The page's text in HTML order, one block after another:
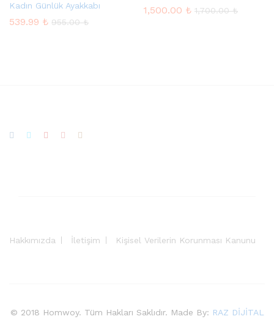
Kadın Günlük Ayakkabı
539.99 ₺ 955.00₺
1,500.00 ₺ 1,700.00₺
Hakkımızda İletişim Kişisel Verilerin Korunması Kanunu
© 2018 Homwoy. Tüm Hakları Saklıdır. Made By: RAZ DİJİTAL